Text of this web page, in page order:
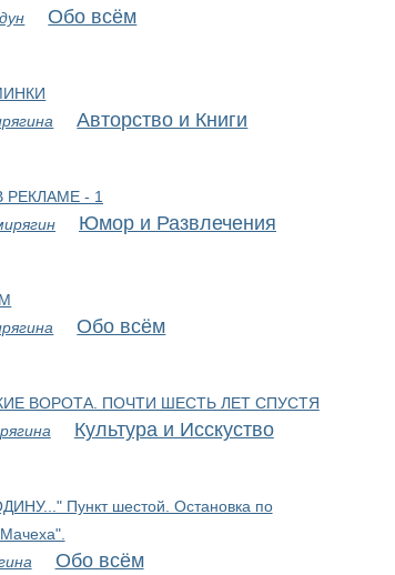
Обо всём
Авторство и Книги
- 1
Юмор и Развлечения
Обо всём
ВОРОТА. ПОЧТИ ШЕСТЬ ЛЕТ СПУСТЯ
Культура и Исскуство
Пункт шестой. Остановка по
Обо всём